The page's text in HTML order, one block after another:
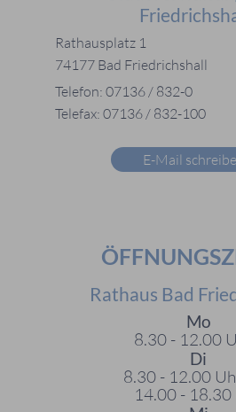
Rathausplatz 1
74177 Bad Friedrichshall
Telefon: 07136 / 832-0
Telefax: 07136 / 832-100
E-Mail
Rathaus Bad
Mo
8.30 - 12.00
Di
8.30 - 12.00
14.00 - 18.30